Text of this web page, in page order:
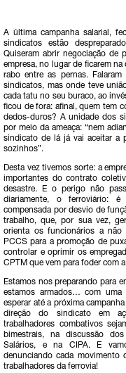
A última campanha salarial,
sindicatos estão
Quiseram abrir negociação de
empresa, no lugar de ficarem
rabo entre as pernas.
sindicatos, mas onde teve
cada tatu no seu buraco, ao
ficou de fora: afinal, quem tem
dedos-duros? A unidade dos
por meio da ameaça: “nem
sindicato de lá já vai aceitar a
sozinhos”.
Desta vez tivemos sorte: a
importantes do contrato
desastre. E o perigo não
diariamente, o ferroviário:
compensada por desvio de
trabalho, que, por sua vez,
orienta os funcionários a
PCCS para a promoção de
controlar e oprimir os
CPTM que vem para foder com
Estamos nos preparando para
estamos armados… com uma
esperar até a próxima
direção do sindicato em
trabalhadores combativos
bimestrais, na discussão
Salários, e na CIPA. E
denunciando cada movimento
trabalhadores da ferrovia!